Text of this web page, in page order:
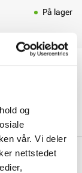
og
vår. Vi deler
nettstedet
På lager